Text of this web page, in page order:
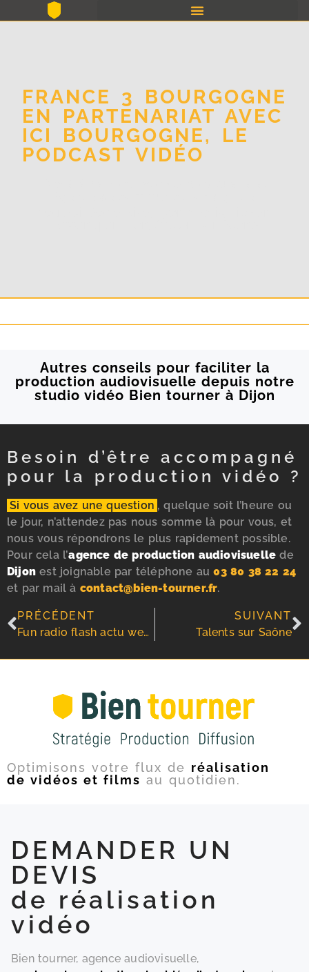
FRANCE 3 BOURGOGNE
EN PARTENARIAT AVEC
ICI BOURGOGNE, LE
PODCAST VIDÉO
Autres conseils pour faciliter la
production audiovisuelle depuis notre
studio vidéo Bien tourner à Dijon
Besoin d’être accompagné
pour la production vidéo ?
Si vous avez une question , quelque soit l’heure ou
le jour, n’attendez pas nous somme là pour vous, et
nous vous répondrons le plus rapidement possible.
Pour cela l’agence de production audiovisuelle de
Dijon est joignable par téléphone au03 80 38 22 24
et par mail à contact@bien-tourner.fr.
PRÉCÉDENT
Fun radio flash actu webinar et publi reportage vidéo
SUIVANT
Talents sur Saône
Optimisons votre flux de réalisation
de vidéos et films au quotidien.
DEMANDER UN
DEVIS
de réalisation
vidéo
Bien tourner, agence audiovisuelle,